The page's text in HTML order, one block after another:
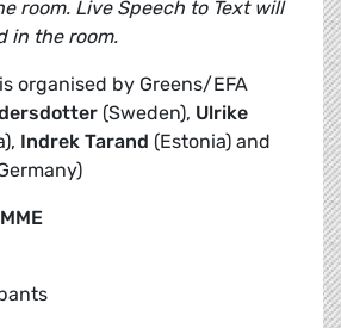
room. Live Speech to Text will
in the room.
organised by Greens/EFA
(Sweden), Ulrike
Indrek Tarand (Estonia) and